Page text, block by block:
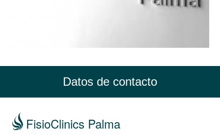
Datos de contacto
FisioClinics Palma